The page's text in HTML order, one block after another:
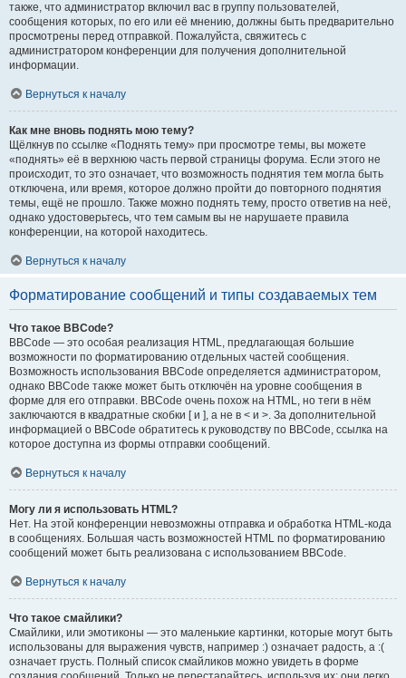
также, что администратор включил вас в группу пользователей,
сообщения которых, по его или её мнению, должны быть предварительно
просмотрены перед отправкой. Пожалуйста, свяжитесь с
администратором конференции для получения дополнительной
информации.
Вернуться к началу
Как мне вновь поднять мою тему?
Щёлкнув по ссылке «Поднять тему» при просмотре темы, вы можете
«поднять» её в верхнюю часть первой страницы форума. Если этого не
происходит, то это означает, что возможность поднятия тем могла быть
отключена, или время, которое должно пройти до повторного поднятия
темы, ещё не прошло. Также можно поднять тему, просто ответив на неё,
однако удостоверьтесь, что тем самым вы не нарушаете правила
конференции, на которой находитесь.
Вернуться к началу
Форматирование сообщений и типы создаваемых тем
Что такое BBCode?
BBCode — это особая реализация HTML, предлагающая большие
возможности по форматированию отдельных частей сообщения.
Возможность использования BBCode определяется администратором,
однако BBCode также может быть отключён на уровне сообщения в
форме для его отправки. BBCode очень похож на HTML, но теги в нём
заключаются в квадратные скобки [ и ], а не в < и >. За дополнительной
информацией о BBCode обратитесь к руководству по BBCode, ссылка на
которое доступна из формы отправки сообщений.
Вернуться к началу
Могу ли я использовать HTML?
Нет. На этой конференции невозможны отправка и обработка HTML-кода
в сообщениях. Большая часть возможностей HTML по форматированию
сообщений может быть реализована с использованием BBCode.
Вернуться к началу
Что такое смайлики?
Смайлики, или эмотиконы — это маленькие картинки, которые могут быть
использованы для выражения чувств, например :) означает радость, а :(
означает грусть. Полный список смайликов можно увидеть в форме